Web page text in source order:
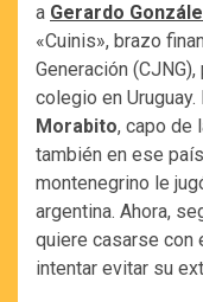
a Gerardo
«Cuinis», brazo
Generación
colegio en
Morabito, capo de
también en ese
montenegrino le
argentina. Ahora,
quiere casarse con
intentar evitar su